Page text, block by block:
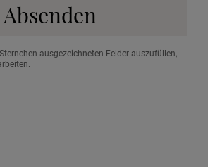
Absenden
ausgezeichneten Felder auszufüllen,